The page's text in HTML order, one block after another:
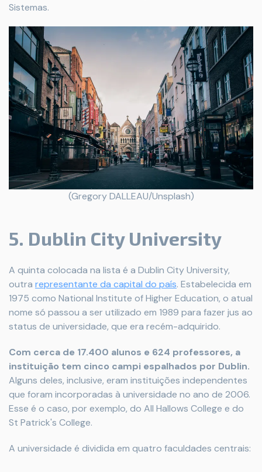
Sistemas.
(Gregory DALLEAU/Unsplash)
5. Dublin City University
A quinta colocada na lista é a Dublin City University,
outra representante da capital do país. Estabelecida em
1975 como National Institute of Higher Education, o atual
nome só passou a ser utilizado em 1989 para fazer jus ao
status de universidade, que era recém-adquirido.
Com cerca de 17.400 alunos e 624 professores, a
instituição tem cinco campi espalhados por Dublin.
Alguns deles, inclusive, eram instituições independentes
que foram incorporadas à universidade no ano de 2006.
Esse é o caso, por exemplo, do All Hallows College e do
St Patrick's College.
A universidade é dividida em quatro faculdades centrais: